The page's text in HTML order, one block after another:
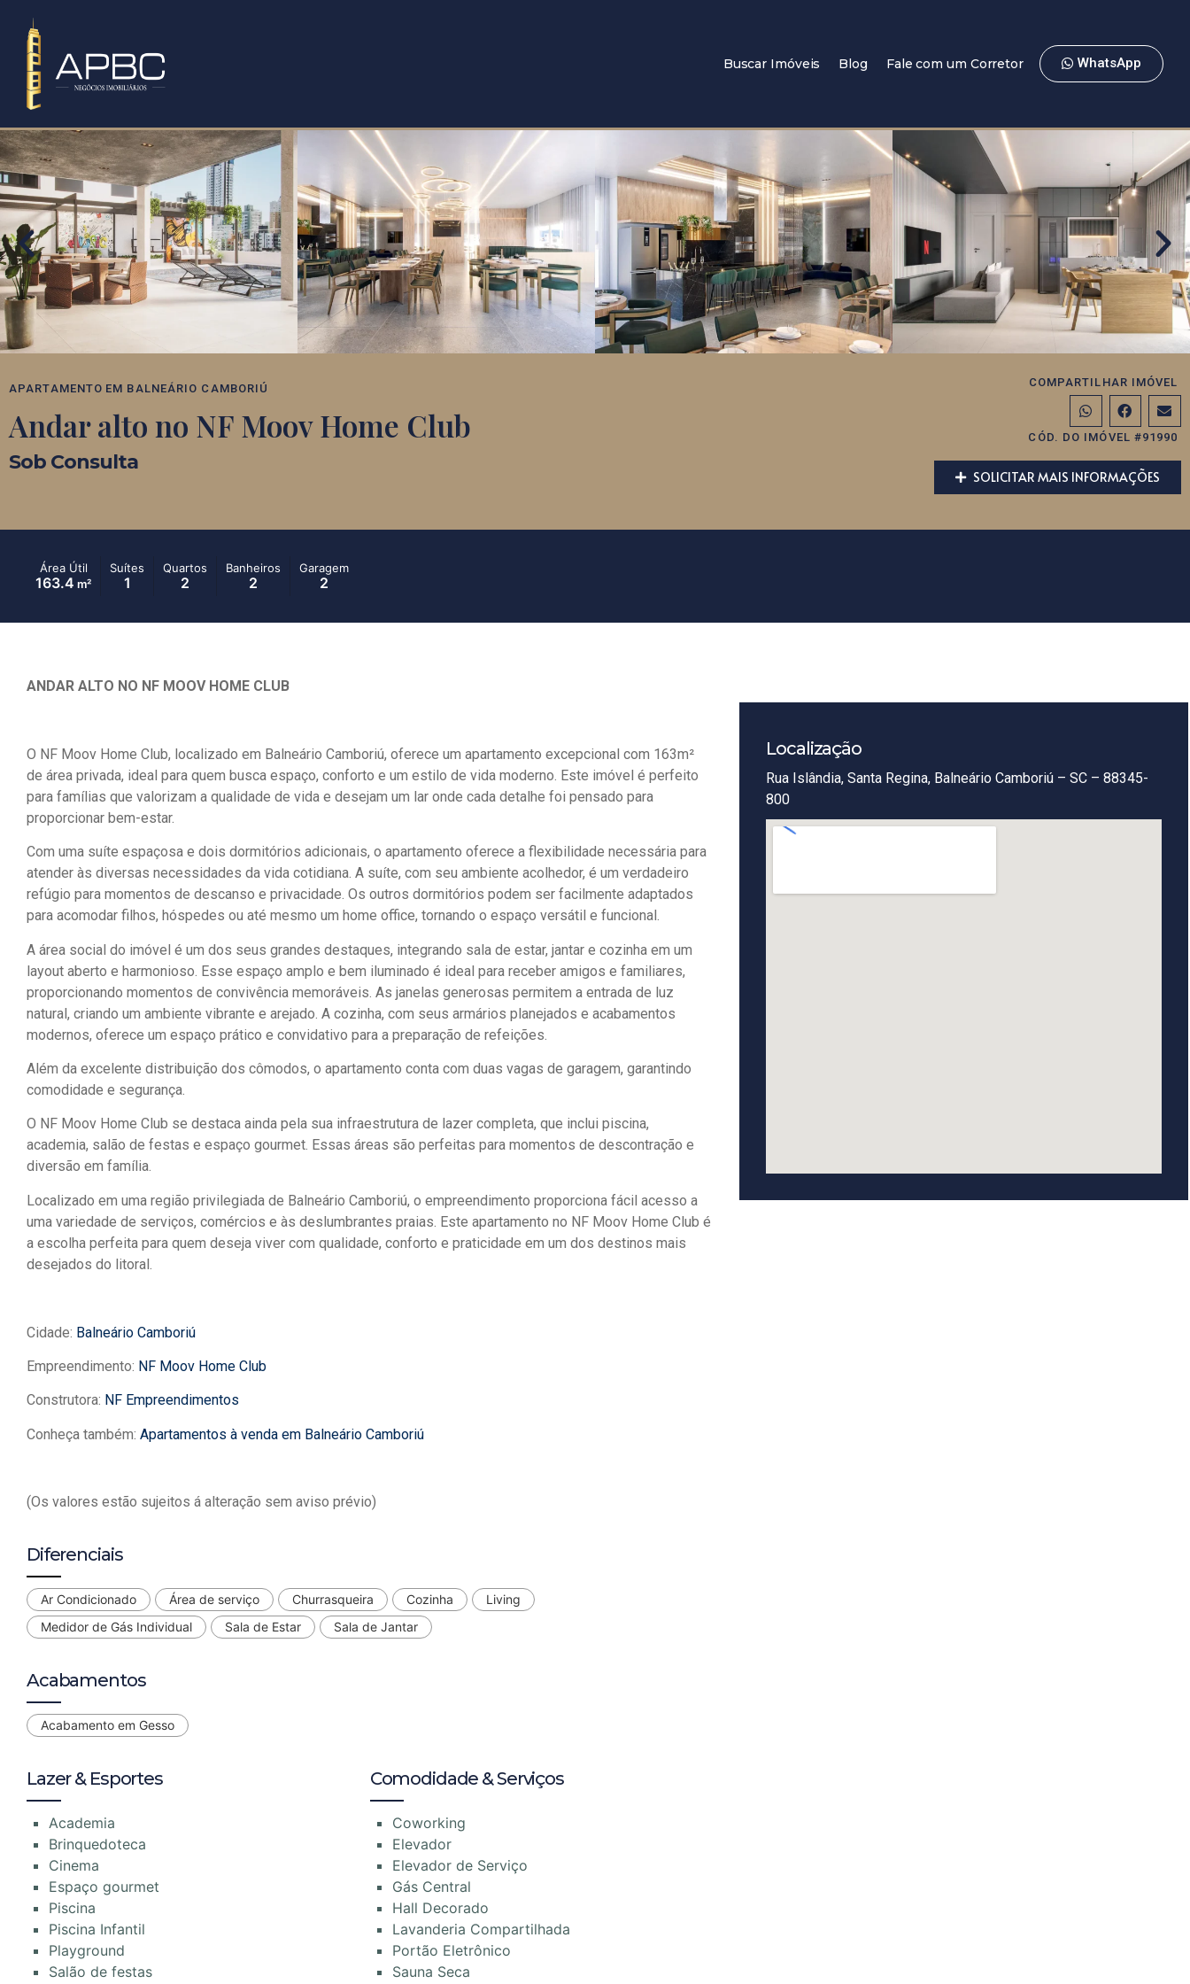
Buscar Imóveis Blog Fale com um Corretor WhatsApp
APARTAMENTO EM BALNEÁRIO CAMBORIÚ
Andar alto no NF Moov Home Club
Sob Consulta
COMPARTILHAR IMÓVEL
CÓD. DO IMÓVEL #91990
SOLICITAR MAIS INFORMAÇÕES
Área Útil
163.4 m²
Suítes
1
Quartos
2
Banheiros
2
Garagem
2
ANDAR ALTO NO NF MOOV HOME CLUB
O NF Moov Home Club, localizado em Balneário Camboriú, oferece um apartamento excepcional com 163m²
de área privada, ideal para quem busca espaço, conforto e um estilo de vida moderno. Este imóvel é perfeito
para famílias que valorizam a qualidade de vida e desejam um lar onde cada detalhe foi pensado para
proporcionar bem-estar.
Com uma suíte espaçosa e dois dormitórios adicionais, o apartamento oferece a flexibilidade necessária para
atender às diversas necessidades da vida cotidiana. A suíte, com seu ambiente acolhedor, é um verdadeiro
refúgio para momentos de descanso e privacidade. Os outros dormitórios podem ser facilmente adaptados
para acomodar filhos, hóspedes ou até mesmo um home office, tornando o espaço versátil e funcional.
A área social do imóvel é um dos seus grandes destaques, integrando sala de estar, jantar e cozinha em um
layout aberto e harmonioso. Esse espaço amplo e bem iluminado é ideal para receber amigos e familiares,
proporcionando momentos de convivência memoráveis. As janelas generosas permitem a entrada de luz
natural, criando um ambiente vibrante e arejado. A cozinha, com seus armários planejados e acabamentos
modernos, oferece um espaço prático e convidativo para a preparação de refeições.
Além da excelente distribuição dos cômodos, o apartamento conta com duas vagas de garagem, garantindo
comodidade e segurança.
O NF Moov Home Club se destaca ainda pela sua infraestrutura de lazer completa, que inclui piscina,
academia, salão de festas e espaço gourmet. Essas áreas são perfeitas para momentos de descontração e
diversão em família.
Localizado em uma região privilegiada de Balneário Camboriú, o empreendimento proporciona fácil acesso a
uma variedade de serviços, comércios e às deslumbrantes praias. Este apartamento no NF Moov Home Club é
a escolha perfeita para quem deseja viver com qualidade, conforto e praticidade em um dos destinos mais
desejados do litoral.
Cidade: Balneário Camboriú
Empreendimento: NF Moov Home Club
Construtora: NF Empreendimentos
Conheça também: Apartamentos à venda em Balneário Camboriú
(Os valores estão sujeitos á alteração sem aviso prévio)
Diferenciais
Ar Condicionado Área de serviço Churrasqueira Cozinha
Living
Medidor de Gás Individual
Sala de Estar Sala de Jantar
Acabamentos
Acabamento em Gesso
Lazer & Esportes
Academia
Brinquedoteca
Cinema
Espaço gourmet
Piscina
Piscina Infantil
Playground
Salão de festas
Comodidade & Serviços
Coworking
Elevador
Elevador de Serviço
Gás Central
Hall Decorado
Lavanderia Compartilhada
Portão Eletrônico
Sauna Seca
Localização
Rua Islândia, Santa Regina, Balneário Camboriú – SC – 88345-
800